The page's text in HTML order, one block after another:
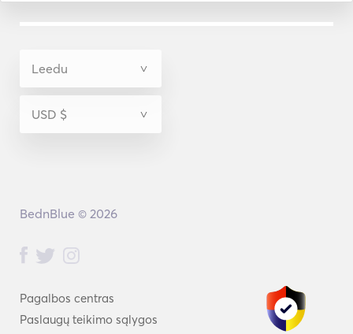
Pagalbos centras
Paslaugų teikimo sąlygos
BednBlue © 2026